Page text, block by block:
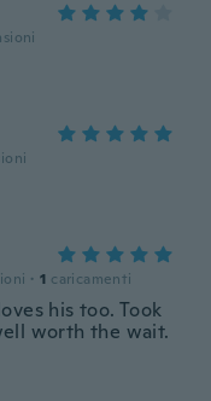
· 1 caricamenti
his too. Took
worth the wait.